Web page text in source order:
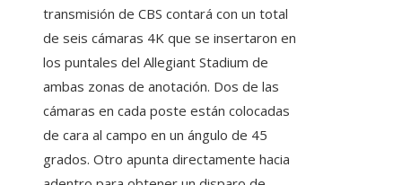
transmisión de CBS contará con un total
de seis cámaras 4K que se insertaron en
los puntales del Allegiant Stadium de
ambas zonas de anotación. Dos de las
cámaras en cada poste están colocadas
de cara al campo en un ángulo de 45
grados. Otro apunta directamente hacia